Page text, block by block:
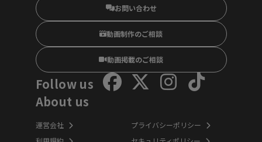
お問い合わせ
動画制作のご相談
動画掲載のご相談
Follow us
About us
運営会社
プライバシーポリシー